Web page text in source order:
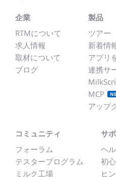
企業
RTMについて
求人情報
取材について
ブログ
製品
ツアー
新着情
アプリ
連携サ
MCP
アップ
コミュニティ
フォーラム
テスタープログラム
ミルク工場
サ
ヘ
初
ヒ